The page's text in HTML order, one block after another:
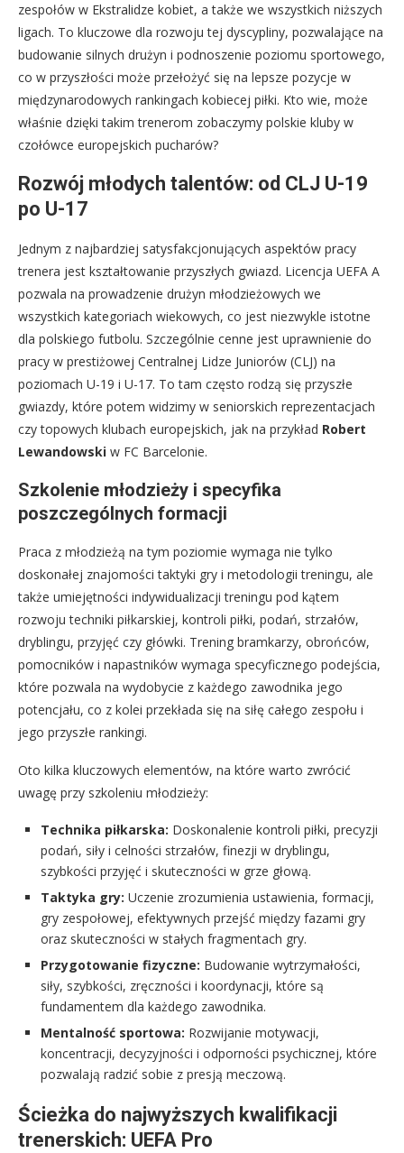
zespołów w Ekstralidze kobiet, a także we wszystkich niższych
ligach. To kluczowe dla rozwoju tej dyscypliny, pozwalające na
budowanie silnych drużyn i podnoszenie poziomu sportowego,
co w przyszłości może przełożyć się na lepsze pozycje w
międzynarodowych rankingach kobiecej piłki. Kto wie, może
właśnie dzięki takim trenerom zobaczymy polskie kluby w
czołówce europejskich pucharów?
Rozwój młodych talentów: od CLJ U-19
po U-17
Jednym z najbardziej satysfakcjonujących aspektów pracy
trenera jest kształtowanie przyszłych gwiazd. Licencja UEFA A
pozwala na prowadzenie drużyn młodzieżowych we
wszystkich kategoriach wiekowych, co jest niezwykle istotne
dla polskiego futbolu. Szczególnie cenne jest uprawnienie do
pracy w prestiżowej Centralnej Lidze Juniorów (CLJ) na
poziomach U-19 i U-17. To tam często rodzą się przyszłe
gwiazdy, które potem widzimy w seniorskich reprezentacjach
czy topowych klubach europejskich, jak na przykład Robert
Lewandowski w FC Barcelonie.
Szkolenie młodzieży i specyfika
poszczególnych formacji
Praca z młodzieżą na tym poziomie wymaga nie tylko
doskonałej znajomości taktyki gry i metodologii treningu, ale
także umiejętności indywidualizacji treningu pod kątem
rozwoju techniki piłkarskiej, kontroli piłki, podań, strzałów,
dryblingu, przyjęć czy główki. Trening bramkarzy, obrońców,
pomocników i napastników wymaga specyficznego podejścia,
które pozwala na wydobycie z każdego zawodnika jego
potencjału, co z kolei przekłada się na siłę całego zespołu i
jego przyszłe rankingi.
Oto kilka kluczowych elementów, na które warto zwrócić
uwagę przy szkoleniu młodzieży:
Technika piłkarska: Doskonalenie kontroli piłki, precyzji
podań, siły i celności strzałów, finezji w dryblingu,
szybkości przyjęć i skuteczności w grze głową.
Taktyka gry: Uczenie zrozumienia ustawienia, formacji,
gry zespołowej, efektywnych przejść między fazami gry
oraz skuteczności w stałych fragmentach gry.
Przygotowanie fizyczne: Budowanie wytrzymałości,
siły, szybkości, zręczności i koordynacji, które są
fundamentem dla każdego zawodnika.
Mentalność sportowa: Rozwijanie motywacji,
koncentracji, decyzyjności i odporności psychicznej, które
pozwalają radzić sobie z presją meczową.
Ścieżka do najwyższych kwalifikacji
trenerskich: UEFA Pro